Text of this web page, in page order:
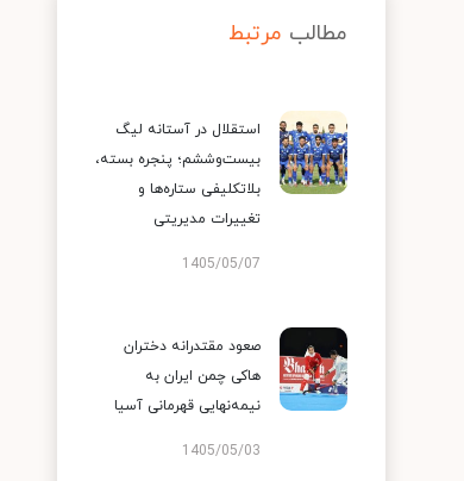
مطالب مرتبط
استقلال در آستانه لیگ
بیست‌وششم؛ پنجره بسته،
بلاتکلیفی ستاره‌ها و
تغییرات مدیریتی
1405/05/07
صعود مقتدرانه دختران
هاکی چمن ایران به
نیمه‌نهایی قهرمانی آسیا
1405/05/03